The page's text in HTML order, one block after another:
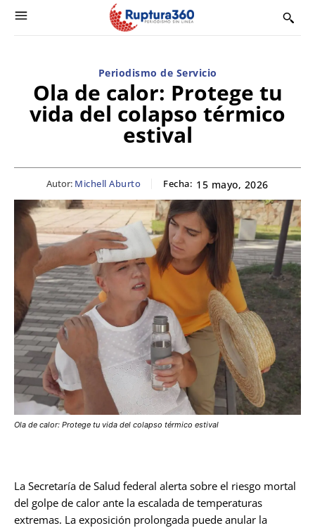
Periodismo de Servicio
Ola de calor: Protege tu
vida del colapso térmico
estival
Autor: Michell Aburto Fecha: 15 mayo, 2026
Ola de calor: Protege tu vida del colapso térmico estival
La Secretaría de Salud federal alerta sobre el riesgo mortal
del golpe de calor ante la escalada de temperaturas
extremas. La exposición prolongada puede anular la